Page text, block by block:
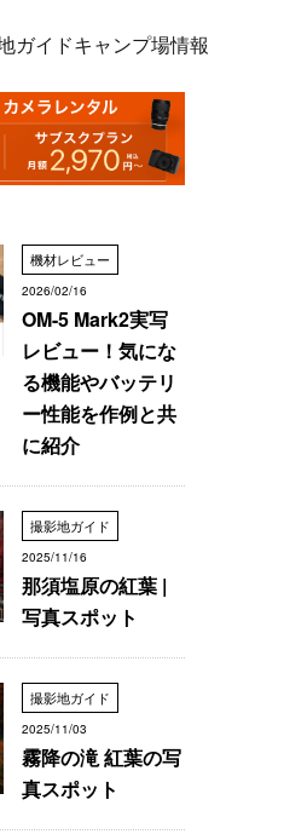
ガイドキャンプ場情報
機材レビュー
2026/02/16
OM-5 Mark2実写
レビュー！気にな
る機能やバッテリ
ー性能を作例と共
に紹介
撮影地ガイド
2025/11/16
那須塩原の紅葉 |
写真スポット
撮影地ガイド
2025/11/03
霧降の滝 紅葉の写
真スポット